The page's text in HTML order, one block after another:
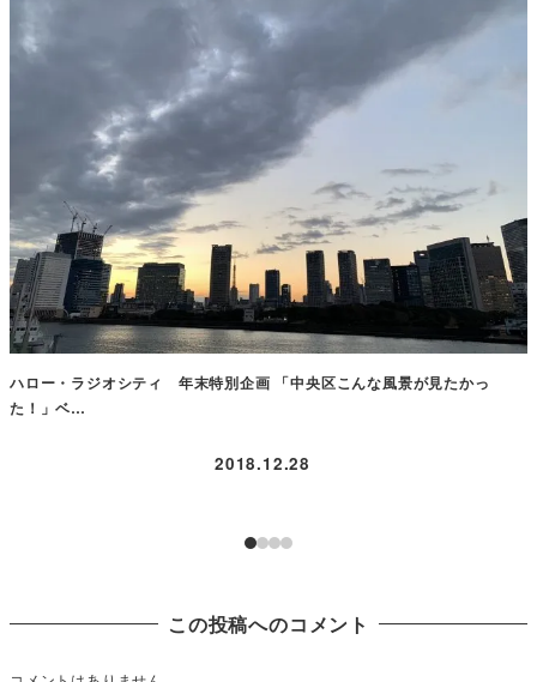
ハロー・ラジオシティ 年末特別企画 「中央区こんな風景が見たかっ
た！」ベ…
2018.12.28
この投稿へのコメント